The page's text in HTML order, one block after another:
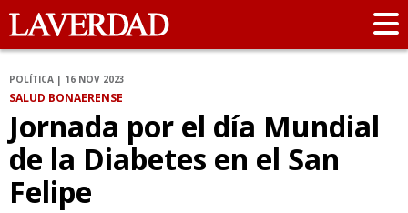
POLÍTICA | 16 NOV 2023
SALUD BONAERENSE
Jornada por el día Mundial
de la Diabetes en el San
Felipe